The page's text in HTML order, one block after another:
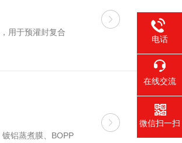
用于预灌封复合
铝蒸煮膜、BOPP
电话
在线交流
微信扫一扫